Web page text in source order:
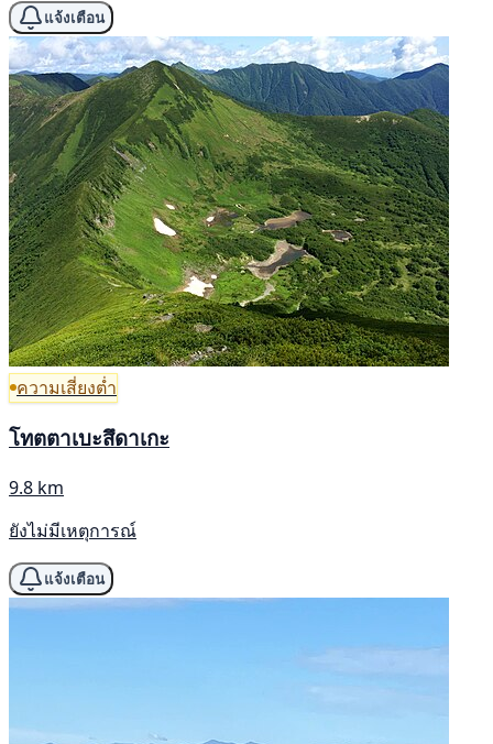
แจ้งเตือน
ความเสี่ยงต่ำ
โทตตาเบะสึดาเกะ
9.8 km
ยังไม่มีเหตุการณ์
แจ้งเตือน